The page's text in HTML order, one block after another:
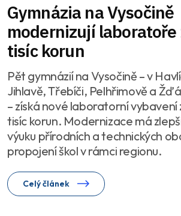
Gymnázia na Vysočině
modernizují laboratoře
tisíc korun
Pět gymnázií na Vysočině – v
Jihlavě, Třebíči, Pelhřimově a
– získá nové laboratorní
tisíc korun. Modernizace má
výuku přírodních a technických
propojení škol v rámci regionu.
Celý článek